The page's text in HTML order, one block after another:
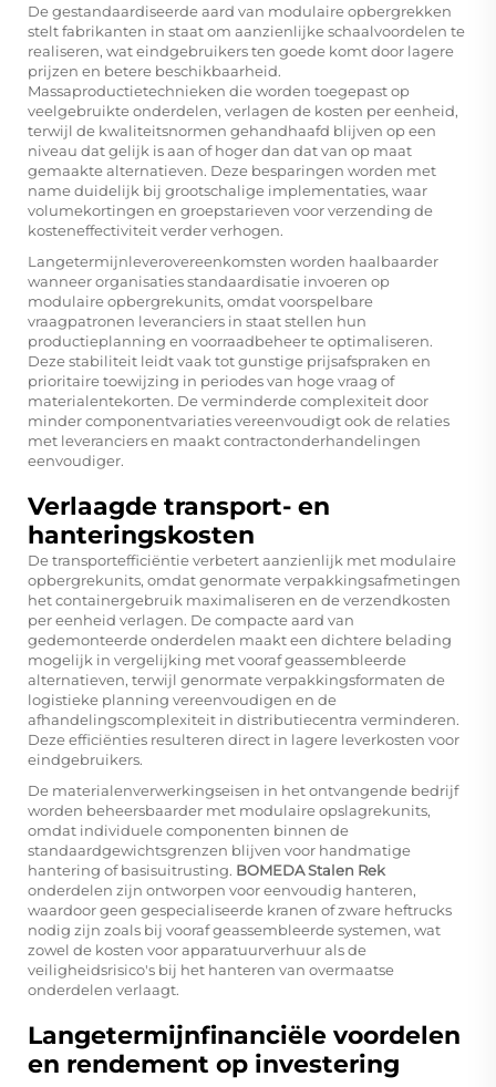
De gestandaardiseerde aard van modulaire opbergrekken
stelt fabrikanten in staat om aanzienlijke schaalvoordelen te
realiseren, wat eindgebruikers ten goede komt door lagere
prijzen en betere beschikbaarheid.
Massaproductietechnieken die worden toegepast op
veelgebruikte onderdelen, verlagen de kosten per eenheid,
terwijl de kwaliteitsnormen gehandhaafd blijven op een
niveau dat gelijk is aan of hoger dan dat van op maat
gemaakte alternatieven. Deze besparingen worden met
name duidelijk bij grootschalige implementaties, waar
volumekortingen en groepstarieven voor verzending de
kosteneffectiviteit verder verhogen.
Langetermijnleverovereenkomsten worden haalbaarder
wanneer organisaties standaardisatie invoeren op
modulaire opbergrekunits, omdat voorspelbare
vraagpatronen leveranciers in staat stellen hun
productieplanning en voorraadbeheer te optimaliseren.
Deze stabiliteit leidt vaak tot gunstige prijsafspraken en
prioritaire toewijzing in periodes van hoge vraag of
materialentekorten. De verminderde complexiteit door
minder componentvariaties vereenvoudigt ook de relaties
met leveranciers en maakt contractonderhandelingen
eenvoudiger.
Verlaagde transport- en
hanteringskosten
De transportefficiëntie verbetert aanzienlijk met modulaire
opbergrekunits, omdat genormate verpakkingsafmetingen
het containergebruik maximaliseren en de verzendkosten
per eenheid verlagen. De compacte aard van
gedemonteerde onderdelen maakt een dichtere belading
mogelijk in vergelijking met vooraf geassembleerde
alternatieven, terwijl genormate verpakkingsformaten de
logistieke planning vereenvoudigen en de
afhandelingscomplexiteit in distributiecentra verminderen.
Deze efficiënties resulteren direct in lagere leverkosten voor
eindgebruikers.
De materialenverwerkingseisen in het ontvangende bedrijf
worden beheersbaarder met modulaire opslagrekunits,
omdat individuele componenten binnen de
standaardgewichtsgrenzen blijven voor handmatige
hantering of basisuitrusting. BOMEDA Stalen Rek
onderdelen zijn ontworpen voor eenvoudig hanteren,
waardoor geen gespecialiseerde kranen of zware heftrucks
nodig zijn zoals bij vooraf geassembleerde systemen, wat
zowel de kosten voor apparatuurverhuur als de
veiligheidsrisico's bij het hanteren van overmaatse
onderdelen verlaagt.
Langetermijnfinanciële voordelen
en rendement op investering